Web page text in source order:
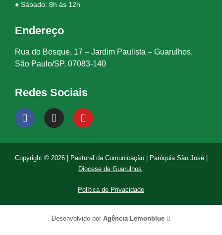
● Sábado: 8h às 12h
Endereço
Rua do Bosque, 17 – Jardim Paulista – Guarulhos,
São Paulo/SP, 07083-140
Redes Sociais
Copyright © 2026 | Pastoral da Comunicação | Paróquia São José |
Diocese de Guarulhos
Política de Privacidade
Desenvolvido por Agência Lemonblue